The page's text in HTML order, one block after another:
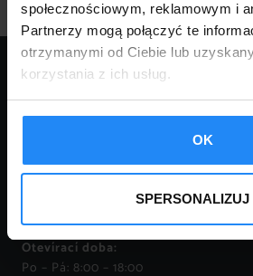
społecznościowym, reklamowym i
Partnerzy mogą połączyć te
otrzymanymi od Ciebie lub
korzystania z ich usług.
OK
SPERSONALIZUJ
34-620 Krasne – Lasocice
Otevírací doba:
Po – Pá: 8:00 – 18:00
tel.:
tel.:
tel.:
tel.: